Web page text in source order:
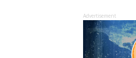
Advertisement